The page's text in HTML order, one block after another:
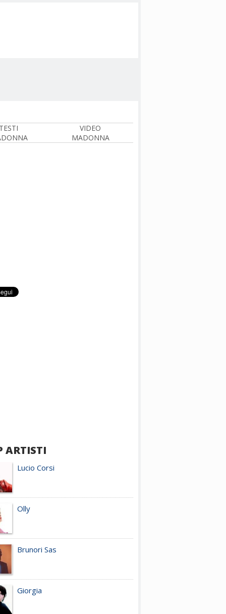
VIDEO
MADONNA
ARTISTI
Lucio Corsi
Olly
Brunori Sas
Giorgia